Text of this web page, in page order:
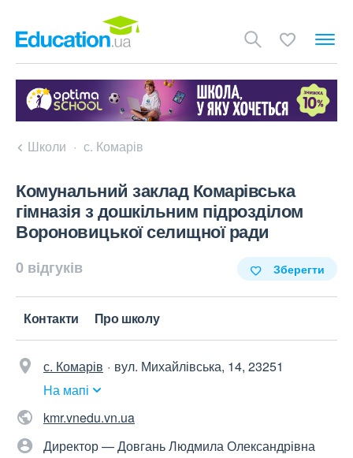
Школи с. Комарів
Комунальний заклад Комарівська
гімназія з дошкільним підрозділом
Вороновицької селищної ради
0 відгуків Зберегти
Контакти Про школу
с. Комарів
вул. Михайлівська, 14, 23251
На мапі
kmr.vnedu.vn.ua
Директор — Довгань Людмила Олександрівна